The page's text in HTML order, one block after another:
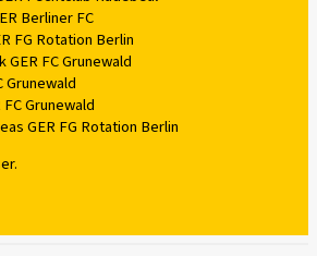
Berliner FC
FG Rotation Berlin
GER FC Grunewald
Grunewald
Grunewald
GER FG Rotation Berlin